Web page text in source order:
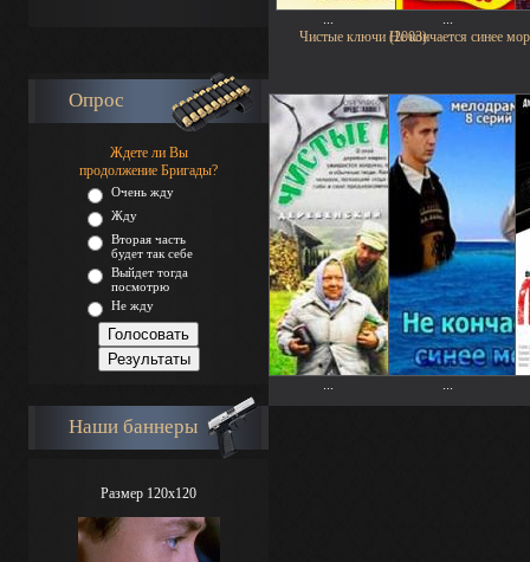
Опрос
Ждете ли Вы
продолжение Бригады?
Очень жду
Жду
Вторая часть
будет так себе
Выйдет тогда
посмотрю
Не жду
Наши баннеры
Размер 120x120
...
...
Чистые ключи (2003)
...
Не кончается синее
...